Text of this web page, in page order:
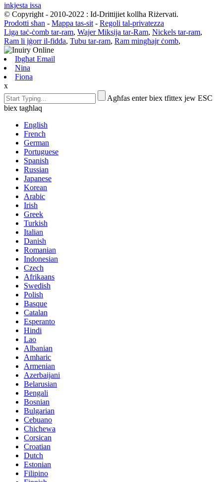
inkjesta issa
© Copyright - 2010-2022 : Id-Drittijiet kollha Riżervati.
Prodotti sħan - Mappa tas-sit - Regoli tal-privatezza
Liga taċ-ċomb tar-ram, Wajer Miksija tar-Ram, Nickels tar-ram,
Ram li jġorr il-fidda, Tubu tar-ram, Ram mingħajr ċomb,
Ibgħat Email
Nina
Fiona
x
Agħfas enter biex tfittex jew ESC
biex tagħlaq
English
French
German
Portuguese
Spanish
Russian
Japanese
Korean
Arabic
Irish
Greek
Turkish
Italian
Danish
Romanian
Indonesian
Czech
Afrikaans
Swedish
Polish
Basque
Catalan
Esperanto
Hindi
Lao
Albanian
Amharic
Armenian
Azerbaijani
Belarusian
Bengali
Bosnian
Bulgarian
Cebuano
Chichewa
Corsican
Croatian
Dutch
Estonian
Filipino